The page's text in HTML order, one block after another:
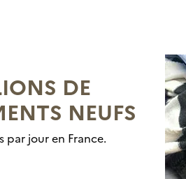
DE
NEUFS
par jour en France.